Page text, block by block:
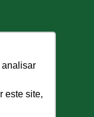
analisar
este site,